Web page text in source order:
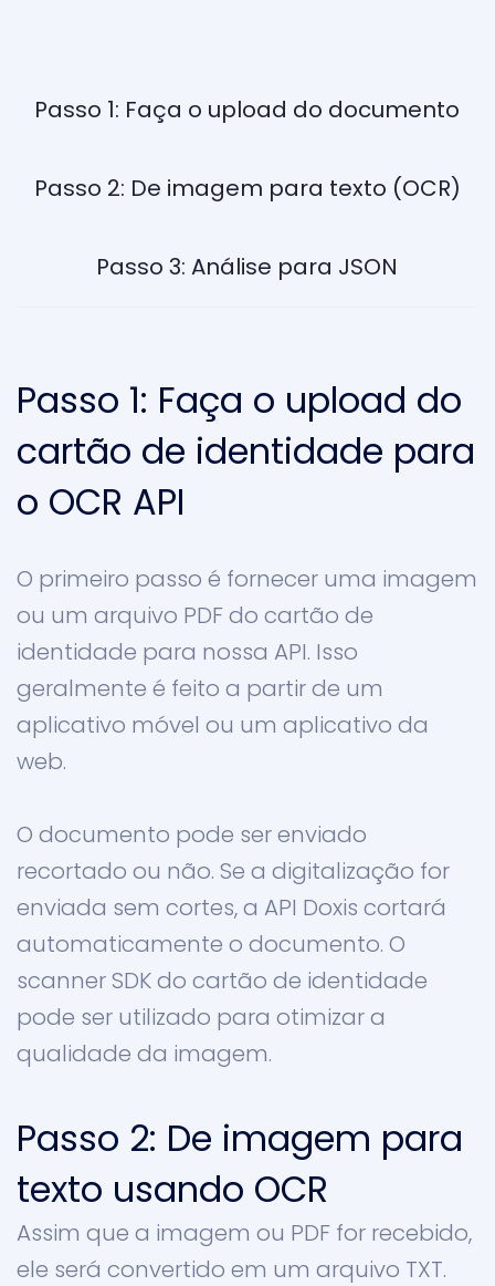
Passo 1: Faça o upload do documento
Passo 2: De imagem para texto (OCR)
Passo 3: Análise para JSON
Passo 1: Faça o upload do
cartão de identidade para
o OCR API
O primeiro passo é fornecer uma imagem
ou um arquivo PDF do cartão de
identidade para nossa API. Isso
geralmente é feito a partir de um
aplicativo móvel ou um aplicativo da
web.
O documento pode ser enviado
recortado ou não. Se a digitalização for
enviada sem cortes, a API Doxis cortará
automaticamente o documento. O
scanner SDK do cartão de identidade
pode ser utilizado para otimizar a
qualidade da imagem.
Passo 2: De imagem para
texto usando OCR
Assim que a imagem ou PDF for recebido,
ele será convertido em um arquivo TXT.